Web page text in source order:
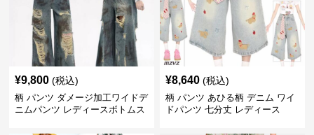
¥9,800 (税込)
柄 パンツ ダメージ加工ワイドデ
ニムパンツ レディースボトムス
¥8,640 (税込)
柄 パンツ あひる柄 デニム ワイ
ドパンツ 七分丈 レディース